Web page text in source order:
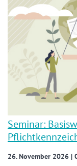
Seminar:
26. November 2026 |